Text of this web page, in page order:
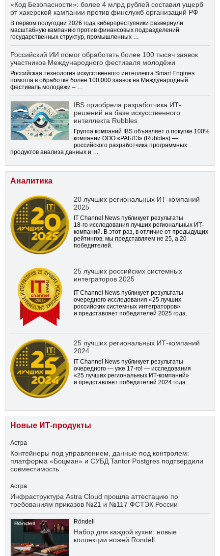
«Код Безопасности»: более 4 млрд рублей составил ущерб
от хакерской кампании против финслужб организаций РФ
В первом полугодии 2026 года киберпреступники развернули
масштабную кампанию против финансовых подразделений
государственных структур, промышленных …
Российский ИИ помог обработать более 100 тысяч заявок
участников Международного фестиваля молодёжи
Российская технология искусственного интеллекта Smart Engines
помогла в обработке более 100 000 заявок на Международный
фестиваль молодёжи – …
IBS приобрела разработчика ИТ-
решений на базе искусственного
интеллекта Rubbles
Группа компаний IBS объявляет о покупке 100%
компании ООО «РАБЛЗ» (Rubbles) —
российского разработчика программных
продуктов анализа данных и …
Аналитика
20 лучших региональных ИТ-компаний
2025
IT Channel News публикует результаты
18-го исследования лучших региональных ИТ-
компаний. В этот раз, в отличие от предыдущих
рейтингов, мы представляем не 25, а 20
победителей.
25 лучших российских системных
интеграторов 2025
IT Channel News публикует результаты
очередного исследования «25 лучших
российских системных интеграторов»
и представляет победителей 2025 года.
25 лучших региональных ИТ-компаний
2024
IT Channel News публикует результаты
очередного — уже 17-го! — исследования
«25 лучших региональных ИТ-компаний»
и представляет победителей 2024 года.
Новые ИТ-продукты
Астра
Контейнеры под управлением, данные под контролем:
платформа «Боцман» и СУБД Tantor Postgres подтвердили
совместимость
Астра
Инфраструктура Astra Cloud прошла аттестацию по
требованиям приказов №21 и №117 ФСТЭК России
Röndell
Набор для каждой кухни: новые
коллекции ножей Rondell